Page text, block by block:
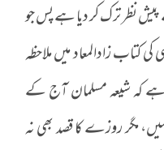
نظر ترک کر دیا ہے پس جو
کتاب زادالمعاد میں ملاحظہ
کہ شیعہ مسلمان آج کے
مگر روزے کا قصد بھی نہ